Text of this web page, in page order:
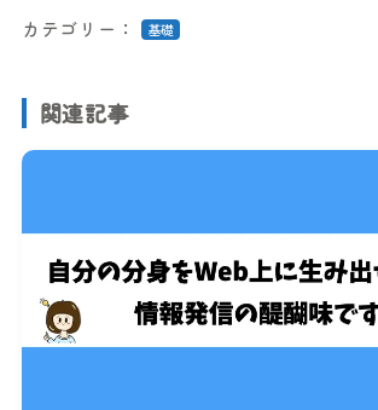
カテゴリー： 基礎
関連記事